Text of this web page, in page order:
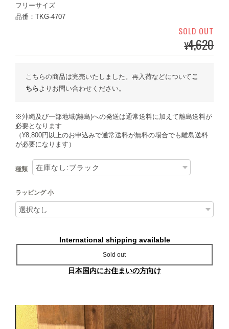
フリーサイズ
品番：TKG-4707
SOLD OUT
¥4,620
こちらの商品は完売いたしました。再入荷などについてこ
ちら よりお問い合わせください。
※沖縄及び一部地域(離島)への発送は通常送料に加えて離島送料が
必要となります
（¥8,800円以上のお申込みで通常送料が無料の場合でも離島送料
が必要になります）
種類
ラッピング 小
International shipping available
Sold out
日本国内にお住まいの方向け